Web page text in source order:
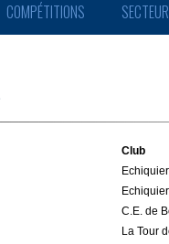
COMPÉTITIONS
Club
C.E. de
La Tour